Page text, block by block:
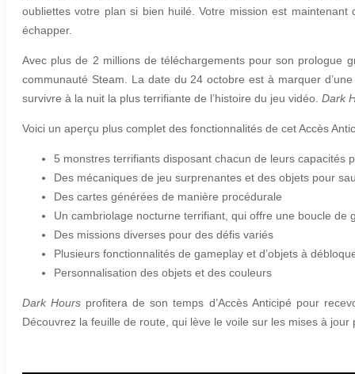
oubliettes votre plan si bien huilé. Votre mission est
échapper.
Avec plus de 2 millions de téléchargements pour son prologue
communauté Steam. La date du 24 octobre est à marquer
survivre à la nuit la plus terrifiante de l’histoire du jeu vidéo. Dark
Voici un aperçu plus complet des fonctionnalités de cet Accès
5 monstres terrifiants disposant chacun de leurs capacités
Des mécaniques de jeu surprenantes et des objets pour
Des cartes générées de manière procédurale
Un cambriolage nocturne terrifiant, qui offre une boucle de
Des missions diverses pour des défis variés
Plusieurs fonctionnalités de gameplay et d’objets à
Personnalisation des objets et des couleurs
Dark Hours profitera de son temps d’Accès Anticipé pour
Découvrez la feuille de route, qui lève le voile sur les mises à